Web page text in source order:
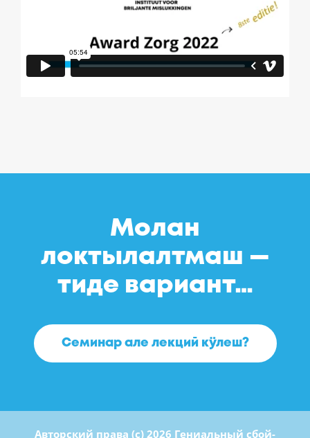
Молан
локтылалтмаш —
тиде вариант…
Семинар але лекций кӱлеш?
Авторский права (c) 2026 Гениальный сбой-